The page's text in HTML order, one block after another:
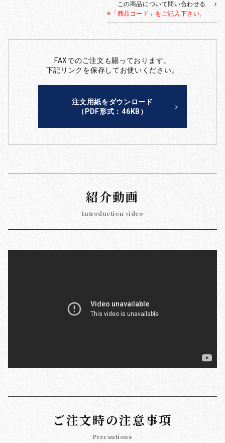
この商品について問い合わせる
※「商品コード」をご記入下さい。
FAXでのご注文も賜っております。
下記リンクを保存してお使いください。
注文用紙をダウンロード
（PDF形式：46KB）
紹介動画
Introduction video
ご注文時の注意事項
Precautions